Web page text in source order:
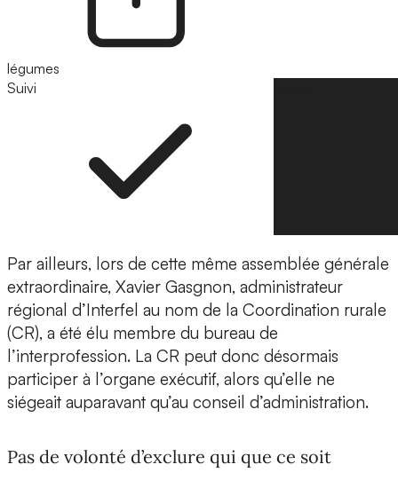
légumes
Suivi
Par ailleurs, lors de cette même assemblée générale
extraordinaire, Xavier Gasgnon, administrateur
régional d’Interfel au nom de la Coordination rurale
(CR), a été élu membre du bureau de
l’interprofession. La CR peut donc désormais
participer à l’organe exécutif, alors qu’elle ne
siégeait auparavant qu’au conseil d’administration.
Pas de volonté d’exclure qui que ce soit